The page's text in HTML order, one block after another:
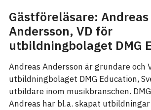
Gästföreläsare: Andreas
Andersson, VD för
utbildningbolaget DMG
Andreas Andersson är grundare och
utbildningbolaget DMG Education,
utbildare inom musikbranschen.
Andreas har bl.a. skapat